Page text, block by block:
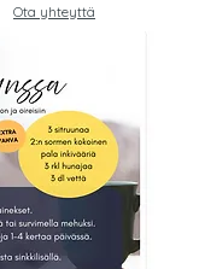
Ota yhteyttä